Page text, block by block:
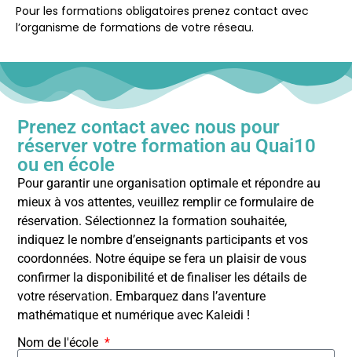
Pour les formations obligatoires prenez contact avec
l’organisme de formations de votre réseau.
Prenez contact avec nous pour
réserver votre formation au Quai10
ou en école
Pour garantir une organisation optimale et répondre au
mieux à vos attentes, veuillez remplir ce formulaire de
réservation. Sélectionnez la formation souhaitée,
indiquez le nombre d’enseignants participants et vos
coordonnées. Notre équipe se fera un plaisir de vous
confirmer la disponibilité et de finaliser les détails de
votre réservation. Embarquez dans l’aventure
mathématique et numérique avec Kaleidi !
Nom de l'école